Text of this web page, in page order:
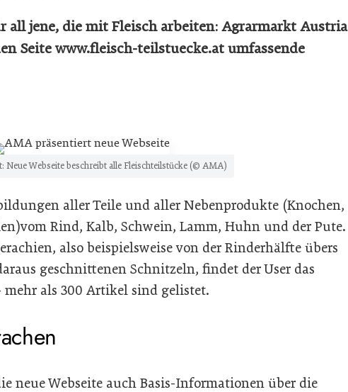
all jene, die mit Fleisch arbeiten: Agrarmarkt Austria
Seite www.fleisch-teilstuecke.at umfassende
Neue Webseite beschreibt alle Fleischteilstücke (© AMA)
aller Teile und aller Nebenprodukte (Knochen,
Rind, Kalb, Schwein, Lamm, Huhn und der Pute.
also beispielsweise von der Rinderhälfte übers
geschnittenen Schnitzeln, findet der User das
als 300 Artikel sind gelistet.
neue Webseite auch Basis-Informationen über die